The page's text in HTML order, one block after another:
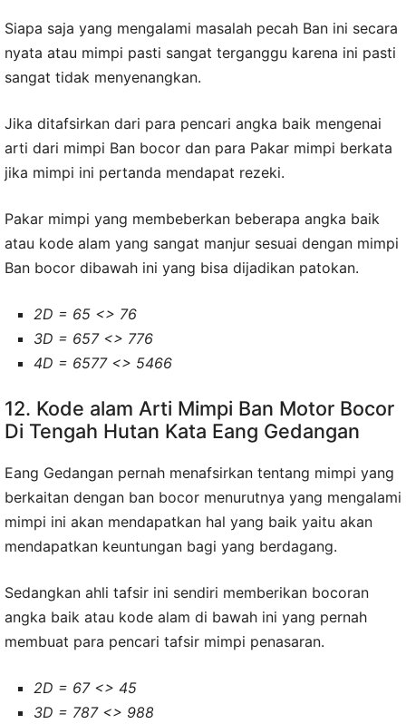
Siapa saja yang mengalami masalah pecah Ban ini secara
nyata atau mimpi pasti sangat terganggu karena ini pasti
sangat tidak menyenangkan.
Jika ditafsirkan dari para pencari angka baik mengenai
arti dari mimpi Ban bocor dan para Pakar mimpi berkata
jika mimpi ini pertanda mendapat rezeki.
Pakar mimpi yang membeberkan beberapa angka baik
atau kode alam yang sangat manjur sesuai dengan mimpi
Ban bocor dibawah ini yang bisa dijadikan patokan.
2D = 65 <> 76
3D = 657 <> 776
4D = 6577 <> 5466
12. Kode alam Arti Mimpi Ban Motor Bocor
Di Tengah Hutan Kata Eang Gedangan
Eang Gedangan pernah menafsirkan tentang mimpi yang
berkaitan dengan ban bocor menurutnya yang mengalami
mimpi ini akan mendapatkan hal yang baik yaitu akan
mendapatkan keuntungan bagi yang berdagang.
Sedangkan ahli tafsir ini sendiri memberikan bocoran
angka baik atau kode alam di bawah ini yang pernah
membuat para pencari tafsir mimpi penasaran.
2D = 67 <> 45
3D = 787 <> 988